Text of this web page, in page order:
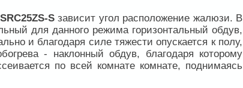
Sзависит угол расположение жалюзи. В
для данного режима горизонтальный обдув,
и благодаря силе тяжести опускается к полу,
- наклонный обдув, благодаря которому
по всей комнате комнате, поднимаясь